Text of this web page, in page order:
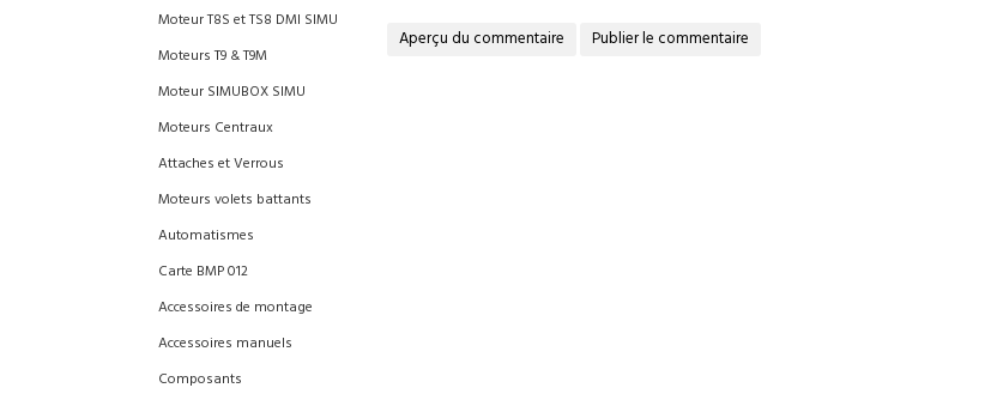
Moteur T8S et TS8 DMI SIMU
Moteurs T9 & T9M
Moteur SIMUBOX SIMU
Moteurs Centraux
Attaches et Verrous
Moteurs volets battants
Automatismes
Carte BMP 012
Accessoires de montage
Accessoires manuels
Composants
Aperçu du commentaire Publier le commentaire